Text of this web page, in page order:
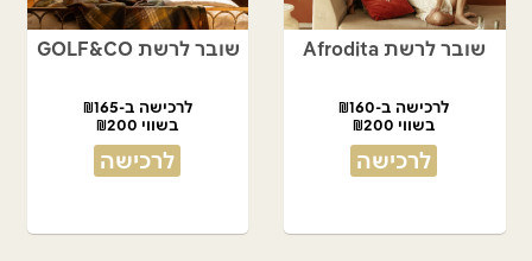
שובר לרשת Afrodita
לרכישה ב-₪160
בשווי ₪200
לרכישה
שובר לרשת GOLF&CO
לרכישה ב-₪165
בשווי ₪200
לרכישה